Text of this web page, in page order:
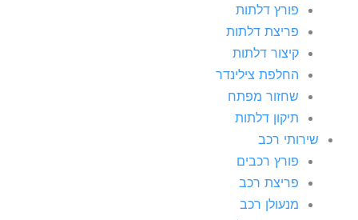
פורץ דלתות
פריצת דלתות
קיצור דלתות
החלפת צילינדר
שחזור מפתח
תיקון דלתות
שירותי רכב
פורץ רכבים
פריצת רכב
מנעולן רכב